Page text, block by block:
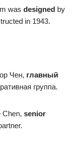
was designed by
in 1943.
Чен, главный
группа.
Chen, senior